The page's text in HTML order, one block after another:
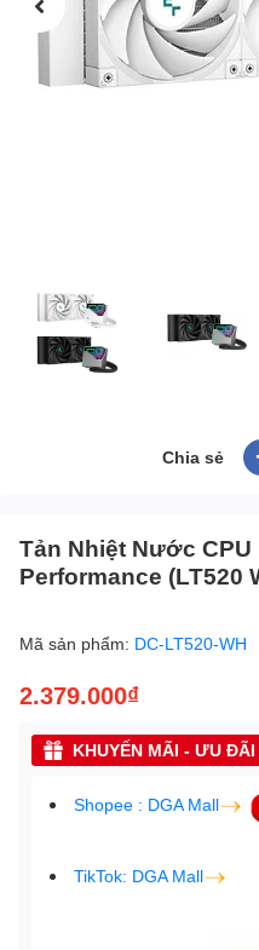
Chia sẻ
Tản Nhiệt Nước
Performance (LT520
Mã sản phẩm: DC-LT520-WH
2.379.000₫
KHUYẾN MÃI - ƯU ĐÃI
Shopee : DGA Mall
TikTok: DGA Mall